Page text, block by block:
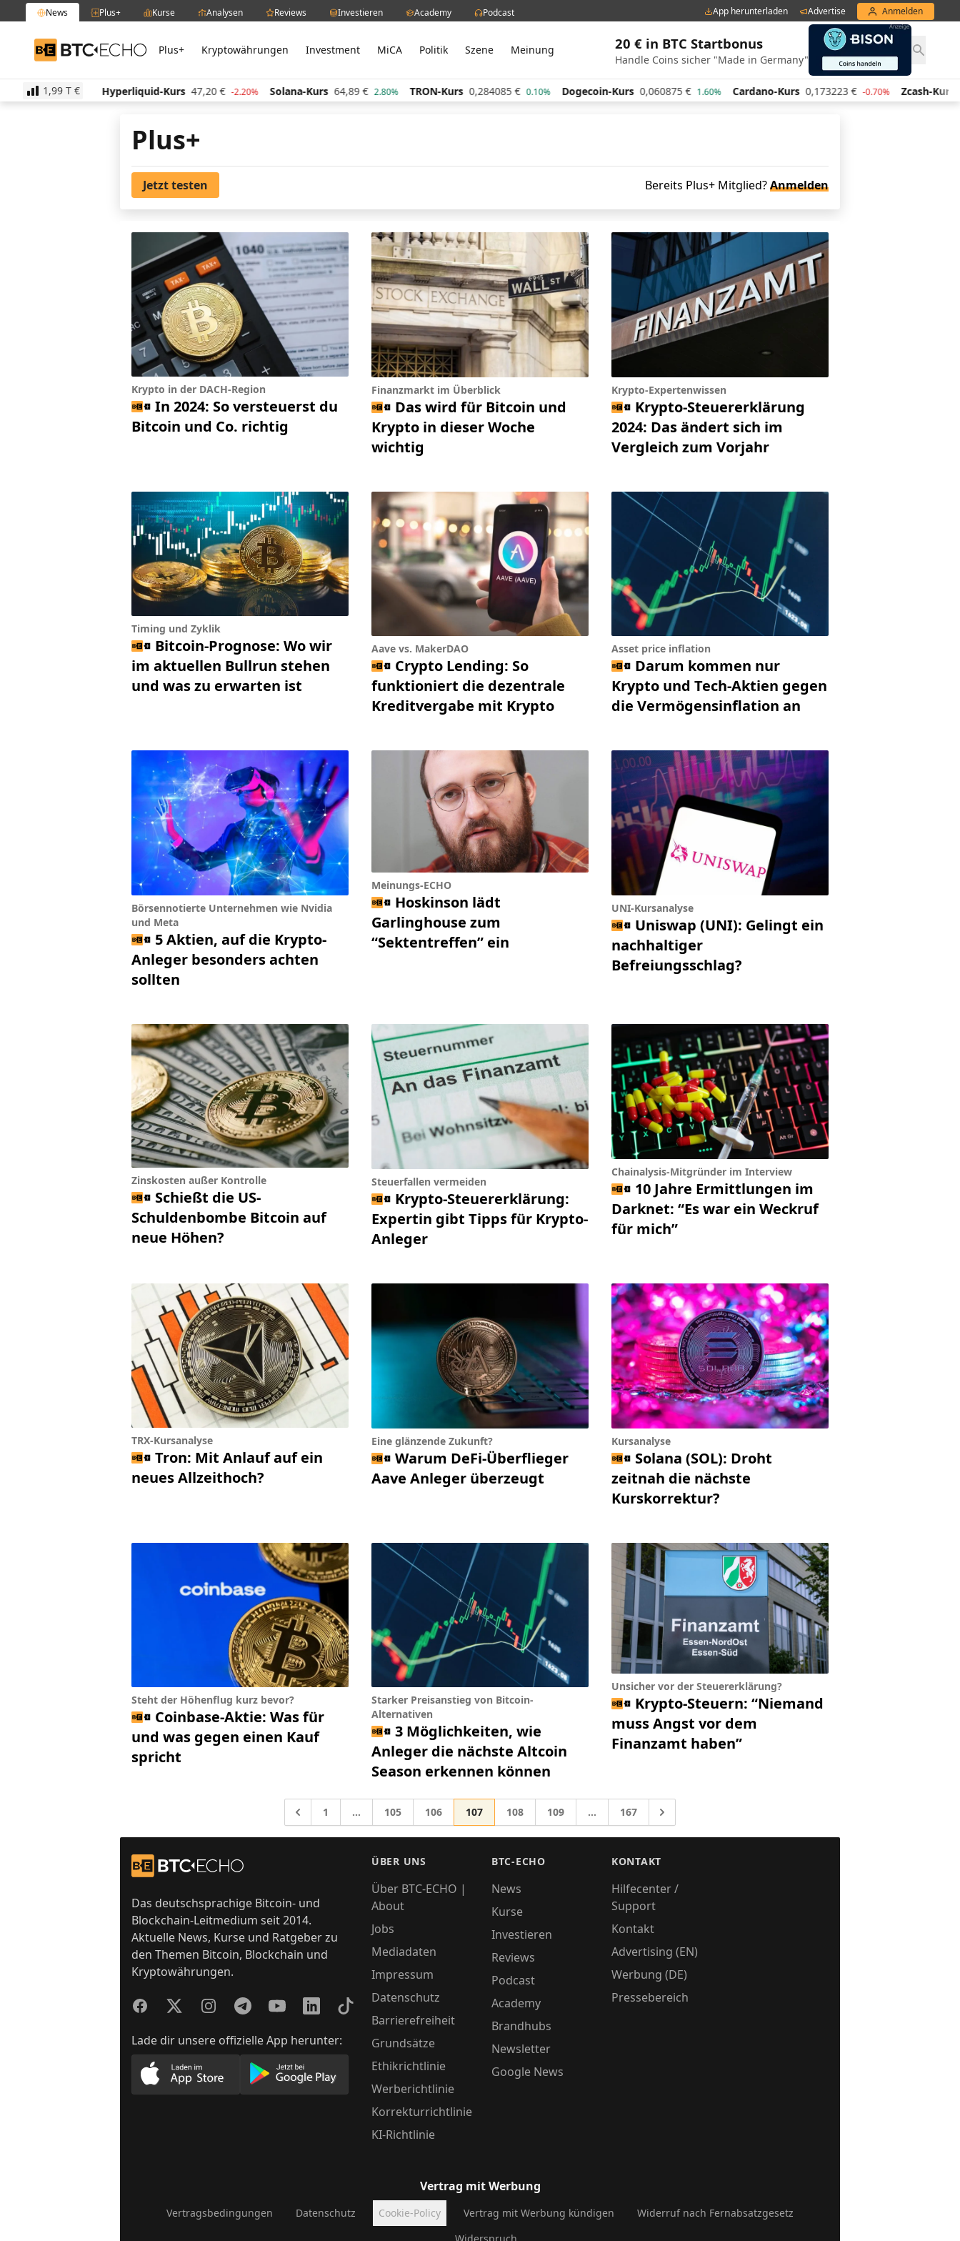
News Plus+ Kurse Analysen Reviews Investieren Academy Podcast App herunterladen Advertise Anmelden
BTC-ECHO Plus+ Kryptowährungen Investment MiCA Politik Szene Meinung 20 € in BTC Startbonus
Handle Coins sicher "Made in Germany"
1,99 T €
515,19 € 1.50% Hyperliquid-Kurs 47,20 € -2.20% Solana-Kurs 64,89 € 2.80% TRON-Kurs 0,284085 € 0.10% Dogecoin-Kurs 0,060875 € 1.60% Cardano-Kurs 0,173223 € -0.70% Zcash-Kurs
Plus+
Jetzt testen Bereits Plus+ Mitglied?Anmelden
Krypto in der DACH-Region
In 2024: So versteuerst du
Bitcoin und Co. richtig
Finanzmarkt im Überblick
Das wird für Bitcoin und
Krypto in dieser Woche
wichtig
Krypto-Expertenwissen
Krypto-Steuererklärung
2024: Das ändert sich im
Vergleich zum Vorjahr
Timing und Zyklik
Bitcoin-Prognose: Wo wir
im aktuellen Bullrun stehen
und was zu erwarten ist
Aave vs. MakerDAO
Crypto Lending: So
funktioniert die dezentrale
Kreditvergabe mit Krypto
Asset price inflation
Darum kommen nur
Krypto und Tech-Aktien gegen
die Vermögensinflation an
Börsennotierte Unternehmen wie Nvidia
und Meta
5 Aktien, auf die Krypto-
Anleger besonders achten
sollten
Meinungs-ECHO
Hoskinson lädt
Garlinghouse zum
“Sektentreffen” ein
UNI-Kursanalyse
Uniswap (UNI): Gelingt ein
nachhaltiger
Befreiungsschlag?
Zinskosten außer Kontrolle
Schießt die US-
Schuldenbombe Bitcoin auf
neue Höhen?
Steuerfallen vermeiden
Krypto-Steuererklärung:
Expertin gibt Tipps für Krypto-
Anleger
Chainalysis-Mitgründer im Interview
10 Jahre Ermittlungen im
Darknet: “Es war ein Weckruf
für mich”
TRX-Kursanalyse
Tron: Mit Anlauf auf ein
neues Allzeithoch?
Eine glänzende Zukunft?
Warum DeFi-Überflieger
Aave Anleger überzeugt
Kursanalyse
Solana (SOL): Droht
zeitnah die nächste
Kurskorrektur?
Steht der Höhenflug kurz bevor?
Coinbase-Aktie: Was für
und was gegen einen Kauf
spricht
Starker Preisanstieg von Bitcoin-
Alternativen
3 Möglichkeiten, wie
Anleger die nächste Altcoin
Season erkennen können
Unsicher vor der Steuererklärung?
Krypto-Steuern: “Niemand
muss Angst vor dem
Finanzamt haben”
Gehe zu
Gehe zur Seite
1 Zwischenseiten weggelassen
… Gehe zur Seite
105 Gehe zur Seite
106 Gehe zur Seite
107 Gehe zur Seite
108 Gehe zur Seite
109 Zwischenseiten weggelassen
… Gehe zur Seite
167 Gehe zu
Zur Startseite
Das deutschsprachige Bitcoin- und
Blockchain-Leitmedium seit 2014.
Aktuelle News, Kurse und Ratgeber zu
den Themen Bitcoin, Blockchain und
Kryptowährungen.
FacebookTwitterInstagramTelegramYouTubeLinkedInTikTok
Lade dir unsere offizielle App herunter:
Lade unsere App im AppStore herunterLade unsere App im PlayStore herunter
ÜBER UNS
Über BTC-ECHO |
About
Jobs
Mediadaten
Impressum
Datenschutz
Barrierefreiheit
Grundsätze
Ethikrichtlinie
Werberichtlinie
Korrekturrichtlinie
KI-Richtlinie
BTC-ECHO
News
Kurse
Investieren
Reviews
Podcast
Academy
Brandhubs
Newsletter
Google News
KONTAKT
Hilfecenter /
Support
Kontakt
Advertising (EN)
Werbung (DE)
Pressebereich
Vertrag mit Werbung
Vertragsbedingungen Datenschutz Cookie-Policy Vertrag mit Werbung kündigen
Widerruf nach Fernabsatzgesetz